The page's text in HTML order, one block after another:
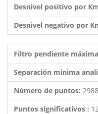
Desnivel positivo por
Desnivel negativo por
Filtro pendiente
Separación minima
Número de puntos:
Puntos significativos :